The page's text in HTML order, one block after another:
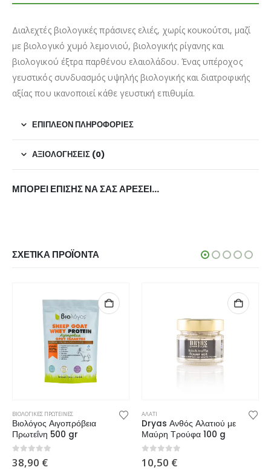
Διαλεχτές βιολογικές πράσινες ελιές, χωρίς κουκούτσι, μαζί
με βιολογικό χυμό λεμονιού, βιολογικής ρίγανης και
βιολογικού έξτρα παρθένου ελαιολάδου. Ένας υπέροχος
γευστικός συνδυασμός υψηλής βιολογικής και διατροφικής
αξίας που ικανοποιεί κάθε γευστική επιθυμία.
ΕΠΙΠΛΈΟΝ ΠΛΗΡΟΦΟΡΊΕΣ
ΑΞΙΟΛΟΓΉΣΕΙΣ (0)
ΜΠΟΡΕΊ ΕΠΊΣΗΣ ΝΑ ΣΑΣ ΑΡΈΣΕΙ…
ΣΧΕΤΙΚΆ ΠΡΟΪΌΝΤΑ
ΒΙΟΛΟΓΙΚΕΣ ΠΡΩΤΕΙΝΕΣ
Βιολόγος Αιγοπρόβεια
Πρωτεΐνη 500 gr
0 από 5
38,90 €
ΑΛΑΤΙ
Dryas Ανθός Αλατιού με
Μαύρη Τρούφα 100 g
0 από 5
10,50 €